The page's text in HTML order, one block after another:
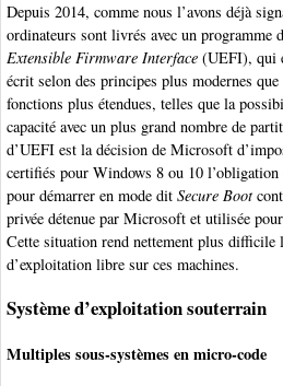
Depuis 2014, comme nous l’avons déjà
ordinateurs sont livrés avec un programme
Extensible Firmware Interface (UEFI), qui
écrit selon des principes plus modernes que
fonctions plus étendues, telles que la
capacité avec un plus grand nombre de
d’UEFI est la décision de Microsoft
certifiés pour Windows 8 ou 10
pour démarrer en mode dit Secure Boot
privée détenue par Microsoft et utilisée
Cette situation rend nettement plus difficile
d’exploitation libre sur ces machines.
Système d’exploitation souterrain
Multiples sous-systèmes en micro-code